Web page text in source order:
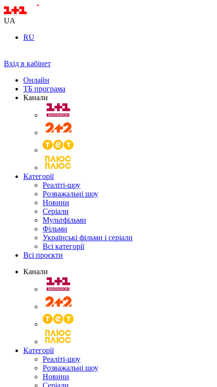
UA
RU
Вхід в кабінет
Онлайн
ТБ програма
Канали
Категорії
Реаліті-шоу
Розважальні шоу
Новини
Серіали
Мультфільми
Фільми
Українські фільми і серіали
Всі категорії
Всі проєкти
Канали
Категорії
Реаліті-шоу
Розважальні шоу
Новини
Серіали